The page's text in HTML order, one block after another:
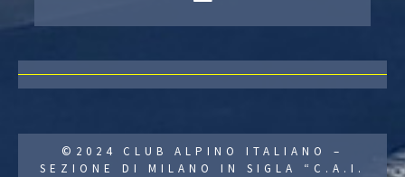
©2024 CLUB ALPINO ITALIANO –
SEZIONE DI MILANO IN SIGLA “C.A.I.